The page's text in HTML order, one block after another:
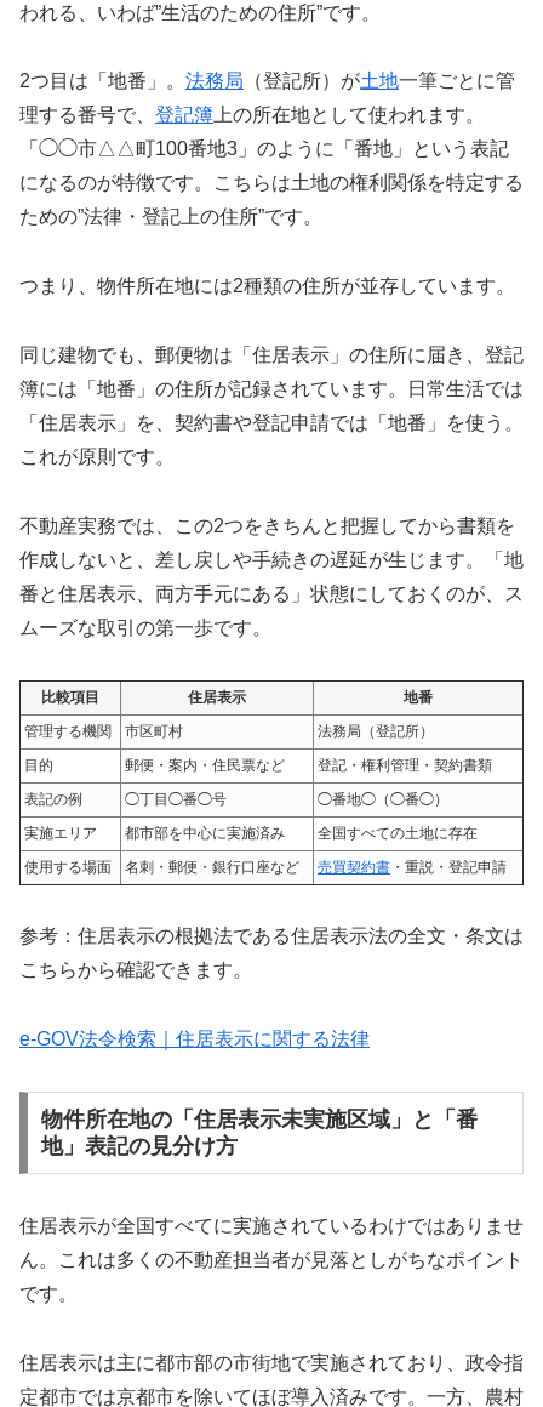
われる、いわば”生活のための住所”です。
2つ目は「地番」。 法務局 （登記所）が土地一筆ごとに管
理する番号で、 登記簿上の所在地として使われます。
「◯◯市△△町100番地3」のように「番地」という表記
になるのが特徴です。こちらは土地の権利関係を特定する
ための”法律・登記上の住所”です。
つまり、物件所在地には2種類の住所が並存しています。
同じ建物でも、郵便物は「住居表示」の住所に届き、登記
簿には「地番」の住所が記録されています。日常生活では
「住居表示」を、契約書や登記申請では「地番」を使う。
これが原則です。
不動産実務では、この2つをきちんと把握してから書類を
作成しないと、差し戻しや手続きの遅延が生じます。「地
番と住居表示、両方手元にある」状態にしておくのが、ス
ムーズな取引の第一歩です。
比較項目 住居表示
地番
管理する機関
市区町村
法務局（登記所）
目的
郵便・案内・住民票など
登記・権利管理・契約書類
表記の例
◯丁目◯番◯号
◯番地◯（◯番◯）
実施エリア
都市部を中心に実施済み
全国すべての土地に存在
使用する場面
名刺・郵便・銀行口座など 売買契約書 ・重説・登記申請
参考：住居表示の根拠法である住居表示法の全文・条文は
こちらから確認できます。
e-GOV法令検索｜住居表示に関する法律
物件所在地の「住居表示未実施区域」と「番
地」表記の見分け方
住居表示が全国すべてに実施されているわけではありませ
ん。これは多くの不動産担当者が見落としがちなポイント
です。
住居表示は主に都市部の市街地で実施されており、政令指
定都市では京都市を除いてほぼ導入済みです。一方、農村